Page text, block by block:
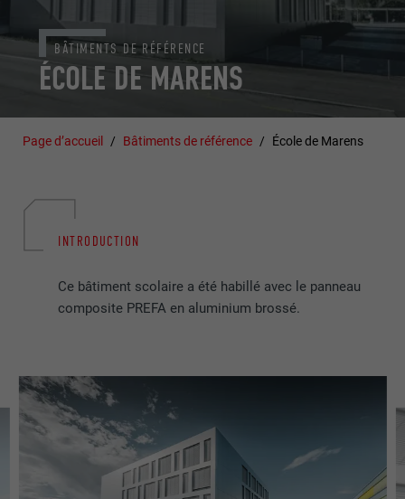
ÉCOLE DE MARENS
BÂTIMENTS DE RÉFÉRENCE
Page d’accueil Bâtiments de référence École de Marens
INTRODUCTION
Ce bâtiment scolaire a été habillé avec le panneau
composite PREFA en aluminium brossé.